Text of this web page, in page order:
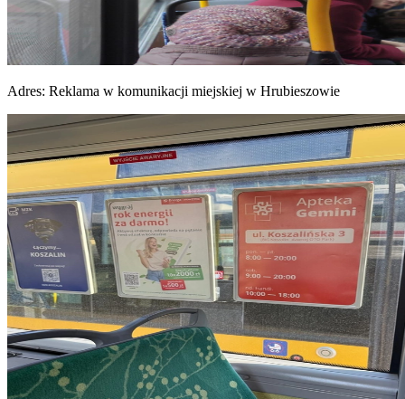
Adres: Reklama w komunikacji miejskiej w Hrubieszowie